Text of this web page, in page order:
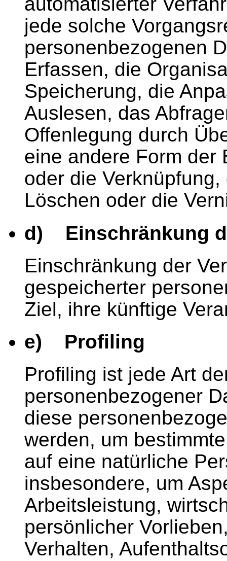
jede solche
personenbezogenen
Erfassen, die
Speicherung, die
Auslesen, das
Offenlegung durch
eine andere Form der
oder die
Löschen oder die
d) Einschränkung
Einschränkung der
gespeicherter
Ziel, ihre künftige
e) Profiling
Profiling ist jede Art
personenbezogener
diese
werden, um
auf eine natürliche
insbesondere, um
Arbeitsleistung,
persönlicher
Verhalten,